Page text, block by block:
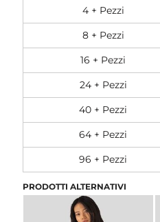
4 + Pezzi
8 + Pezzi
16 + Pezzi
24 + Pezzi
40 + Pezzi
64 + Pezzi
96 + Pezzi
PRODOTTI ALTERNATIVI